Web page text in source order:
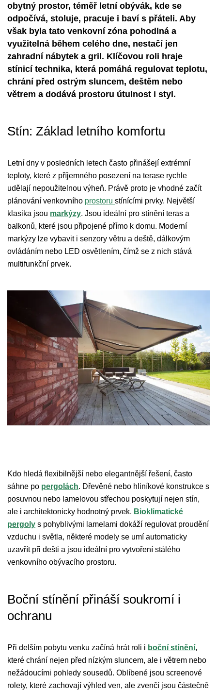
obytný prostor, téměř letní obývák, kde se
odpočívá, stoluje, pracuje i baví s přáteli. Aby
však byla tato venkovní zóna pohodlná a
využitelná během celého dne, nestačí jen
zahradní nábytek a gril. Klíčovou roli hraje
stínicí technika, která pomáhá regulovat teplotu,
chrání před ostrým sluncem, deštěm nebo
větrem a dodává prostoru útulnost i styl.
Stín: Základ letního komfortu
Letní dny v posledních letech často přinášejí extrémní
teploty, které z příjemného posezení na terase rychle
udělají nepoužitelnou výheň. Právě proto je vhodné začít
plánování venkovního prostoru stínícími prvky. Největší
klasika jsou markýzy. Jsou ideální pro stínění teras a
balkonů, které jsou připojené přímo k domu. Moderní
markýzy lze vybavit i senzory větru a deště, dálkovým
ovládáním nebo LED osvětlením, čímž se z nich stává
multifunkční prvek.
Kdo hledá flexibilnější nebo elegantnější řešení, často
sáhne po pergolách. Dřevěné nebo hliníkové konstrukce s
posuvnou nebo lamelovou střechou poskytují nejen stín,
ale i architektonicky hodnotný prvek. Bioklimatické
pergoly s pohyblivými lamelami dokáží regulovat proudění
vzduchu i světla, některé modely se umí automaticky
uzavřít při dešti a jsou ideální pro vytvoření stálého
venkovního obývacího prostoru.
Boční stínění přináší soukromí i
ochranu
Při delším pobytu venku začíná hrát roli i boční stínění,
které chrání nejen před nízkým sluncem, ale i větrem nebo
nežádoucími pohledy sousedů. Oblíbené jsou screenové
rolety, které zachovají výhled ven, ale zvenčí jsou částečně